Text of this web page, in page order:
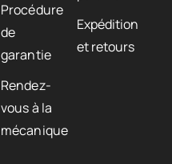
Procédure
de
garantie
Rendez-
vous à la
mécanique
Expédition
et retours